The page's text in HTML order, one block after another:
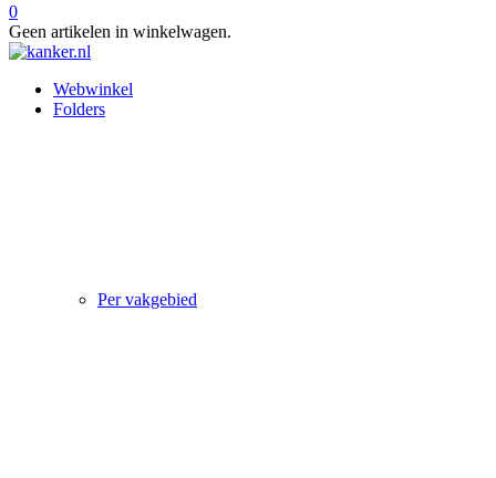
0
Geen artikelen in winkelwagen.
Webwinkel
Folders
Per vakgebied